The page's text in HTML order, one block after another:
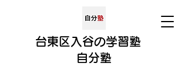
​​台東区入谷の学習塾
自分塾